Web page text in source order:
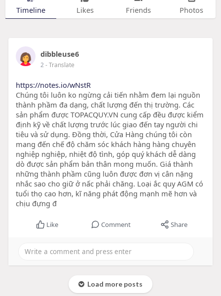
Timeline Likes Friends Photos
dibbleuse6
2- Translate
https://notes.io/wNstR
Chúng tôi luôn ko ngừng cải tiến nhằm đem lại nguồn
thành phầm đa dạng, chất lượng đến thị trường. Các
sản phẩm được TOPACQUY.VN cung cấp đều được kiểm
định kỹ về chất lượng trước lúc giao đến tay người chi
tiêu và sử dụng. Đồng thời, Cửa Hàng chúng tôi còn
mang đến chế độ chăm sóc khách hàng hàng chuyên
nghiệp nghiệp, nhiệt độ tình, góp quý khách dễ dàng
dò được sản phẩm bản thân mong muốn. Giá thành
những thành phầm cũng luôn được đơn vị cân nặng
nhắc sao cho giữ ở nấc phải chăng. Loại ắc quy AGM có
tuổi thọ cao hơn, kĩ năng phát động mạnh mẽ hơn và
chịu đựng đ
Like Comment Share
Load more posts